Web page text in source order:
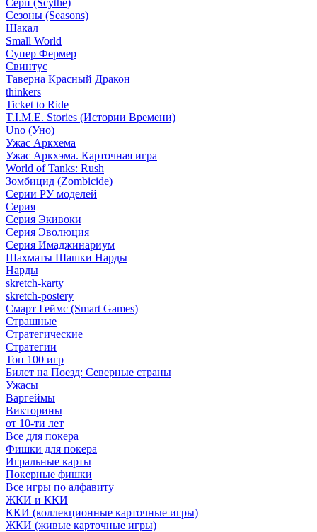
Серп (Scythe)
Сезоны (Seasons)
Шакал
Small World
Супер Фермер
Свинтус
Таверна Красный Дракон
thinkers
Ticket to Ride
T.I.M.E. Stories (Истории Времени)
Uno (Уно)
Ужас Аркхема
Ужас Аркхэма. Карточная игра
World of Tanks: Rush
Зомбицид (Zombicide)
Серии РУ моделей
Серия
Серия Экивоки
Серия Эволюция
Серия Имаджинариум
Шахматы Шашки Нарды
Нарды
skretch-karty
skretch-postery
Смарт Геймс (Smart Games)
Страшные
Стратегические
Стратегии
Топ 100 игр
Билет на Поезд: Северные страны
Ужасы
Варгеймы
Викторины
от 10-ти лет
Все для покера
Фишки для покера
Игральные карты
Покерные фишки
Все игры по алфавиту
ЖКИ и ККИ
ККИ (коллекционные карточные игры)
ЖКИ (живые карточные игры)